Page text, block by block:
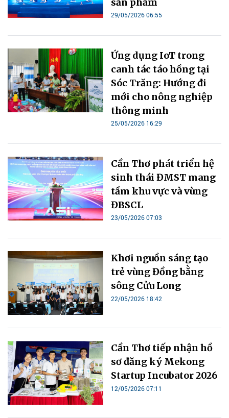
29/05/2026 06:55
Ứng dụng IoT trong
canh tác táo hồng tại
Sóc Trăng: Hướng đi
mới cho nông nghiệp
thông minh
25/05/2026 16:29
Cần Thơ phát triển hệ
sinh thái ĐMST mang
tầm khu vực và vùng
ĐBSCL
23/05/2026 07:03
Khơi nguồn sáng tạo
trẻ vùng Đồng bằng
sông Cửu Long
22/05/2026 18:42
Cần Thơ tiếp nhận hồ
sơ đăng ký Mekong
Startup Incubator 2026
12/05/2026 07:11